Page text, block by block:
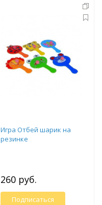
Игра Отбей шарик на
резинке
260 руб.
Подписаться